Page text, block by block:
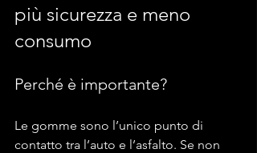
più sicurezza e meno
consumo
Perché è importante?
Le gomme sono l’unico punto di
contatto tra l’auto e l’asfalto. Se non